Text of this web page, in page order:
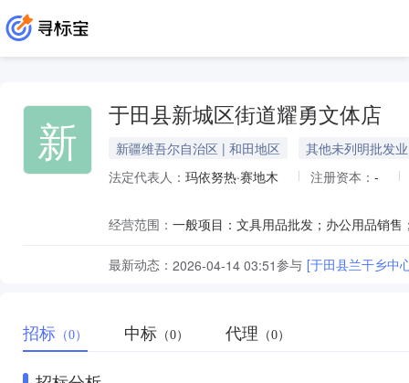
新 于田县新城区街道耀勇文体店
新疆维吾尔自治区 | 和田地区
其他未列明批发业
法定代表人： 玛依努热·赛地木 注册资本： -
经营范围：
最新动态： 2026-04-14 03:51参与 [于田县兰干乡中
招标 （0） 中标 （0） 代理 （0）